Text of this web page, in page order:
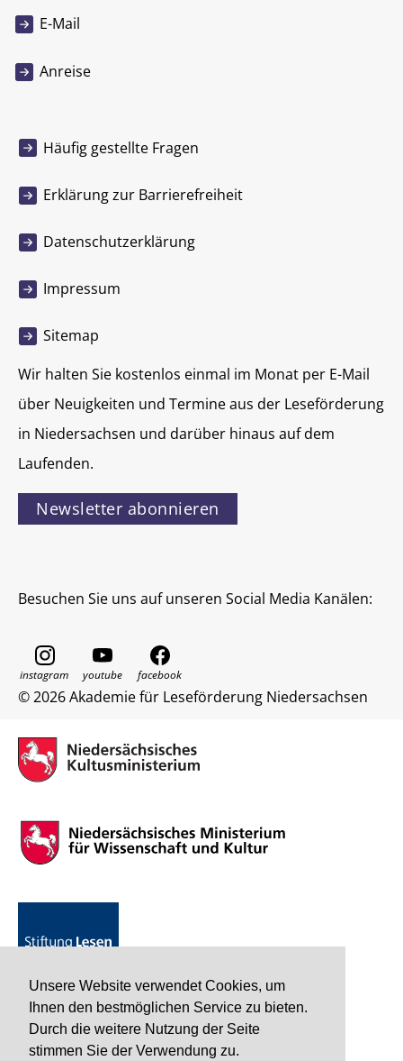
Unsere Website verwendet Cookies, um
Ihnen den bestmöglichen Service zu bieten.
Durch die weitere Nutzung der Seite
stimmen Sie der Verwendung zu.
E-Mail
Anreise
Häufig gestellte Fragen
Erklärung zur Barrierefreiheit
Datenschutzerklärung
Impressum
Sitemap
Wir halten Sie kostenlos einmal im Monat per E-Mail
über Neuigkeiten und Termine aus der Leseförderung
in Niedersachsen und darüber hinaus auf dem
Laufenden.
Newsletter abonnieren
Besuchen Sie uns auf unseren Social Media Kanälen:
© 2026 Akademie für Leseförderung Niedersachsen